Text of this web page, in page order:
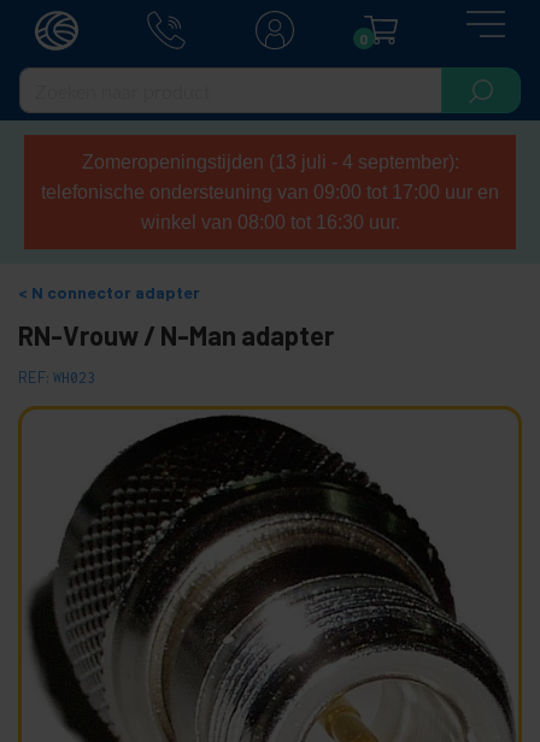
0
Zomeropeningstijden (13 juli - 4 september):
telefonische ondersteuning van 09:00 tot 17:00 uur en
winkel van 08:00 tot 16:30 uur.
N connector adapter
RN-Vrouw / N-Man adapter
REF: WH023